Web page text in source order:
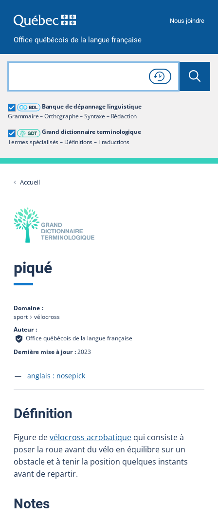
Office québécois de la langue française
Nous joindre
Rechercher dans tout le site
Lancer
Consulter l'
Historique
de recherche
Banque de dépannage linguistique
Grammaire – Orthographe – Syntaxe – Rédaction
Grand dictionnaire terminologique
Termes spécialisés – Définitions – Traductions
Grand dictionnaire terminologique
Restreindre aux termes
Accueil
piqué
Domaine
sport
vélocross
Auteur
Office québécois de la langue française
Dernière mise à jour 2023
Accéder à la fiche en
anglais : nosepick
Définition
Figure devélocross acrobatique qui consiste à
poser la roue avant du vélo en équilibre sur un
obstacle et à tenir la position quelques instants
avant de repartir.
Notes: